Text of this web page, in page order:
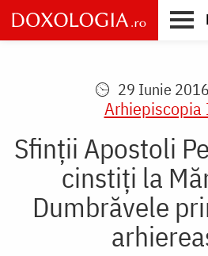
Skip
to
main
29 Iunie
Arhiepiscopia
Sfinții Apostoli
cinstiți la
Dumbrăvele